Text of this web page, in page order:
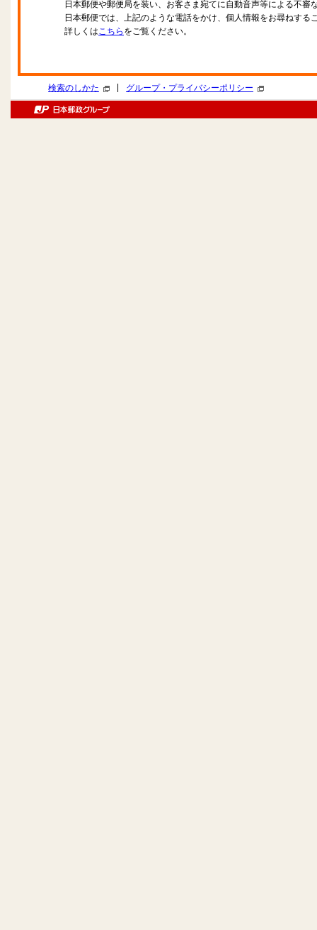
日本郵便や郵便局を装い、お客さま宛てに自動音声等による不審
日本郵便では、上記のような電話をかけ、個人情報をお尋ねする
詳しくはこちら をご覧ください。
検索のしかた グループ・プライバシーポリシー